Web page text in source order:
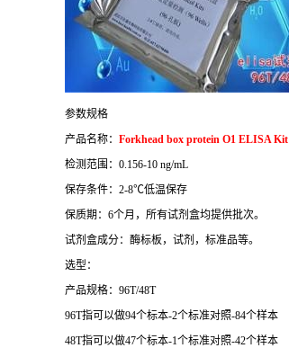
参数规格
产品名称： Forkhead box protein O1 ELISA Kit
检测范围： 0.156-10 ng/mL
保存条件： 2-8℃低温保存
保质期： 6个月，所有试剂盒均提供批次。
试剂盒成分：酶标板，试剂，标准品等。
选型：
产品规格： 96T/48T
96T指可以做94个标本-2个标准对照-84个样本
48T指可以做47个标本-1个标准对照-42个样本